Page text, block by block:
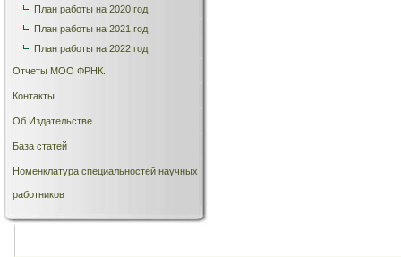
План работы на 2020 год
План работы на 2021 год
План работы на 2022 год
Отчеты МОО ФРНК.
Контакты
Об Издательстве
База статей
Номенклатура специальностей научных
работников